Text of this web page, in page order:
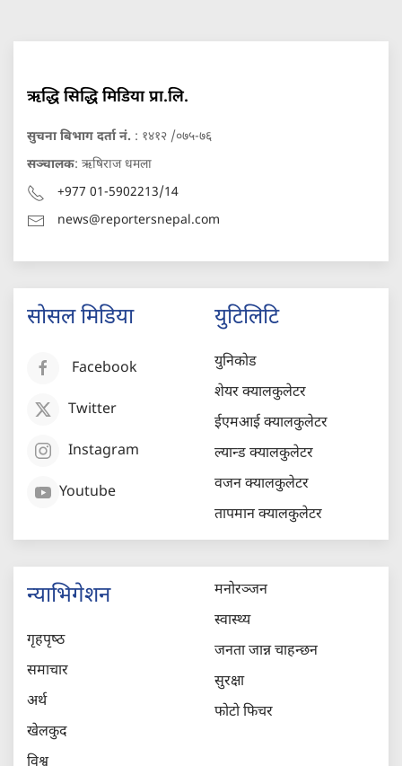
ऋद्धि सिद्धि मिडिया प्रा.लि.
सुचना बिभाग दर्ता नं. : १४१२ /०७५-७६
सञ्चालक: ऋषिराज धमला
+977 01-5902213/14
news@reportersnepal.com
सोसल मिडिया
Facebook
Twitter
Instagram
Youtube
युटिलिटि
युनिकोड
शेयर क्यालकुलेटर
ईएमआई क्यालकुलेटर
ल्यान्ड क्यालकुलेटर
वजन क्यालकुलेटर
तापमान क्यालकुलेटर
न्याभिगेशन
गृहपृष्‍ठ
समाचार
अर्थ
खेलकुद
मनोरञ्जन
स्वास्थ्य
जनता जान्न चाहन्छन
सुरक्षा
फोटो फिचर